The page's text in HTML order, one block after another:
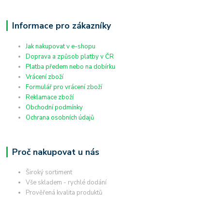
Informace pro zákazníky
Jak nakupovat v e-shopu
Doprava a způsob platby v ČR
Platba předem nebo na dobírku
Vrácení zboží
Formulář pro vrácení zboží
Reklamace zboží
Obchodní podmínky
Ochrana osobních údajů
Proč nakupovat u nás
Široký sortiment
Vše skladem - rychlé dodání
Prověřená kvalita produktů